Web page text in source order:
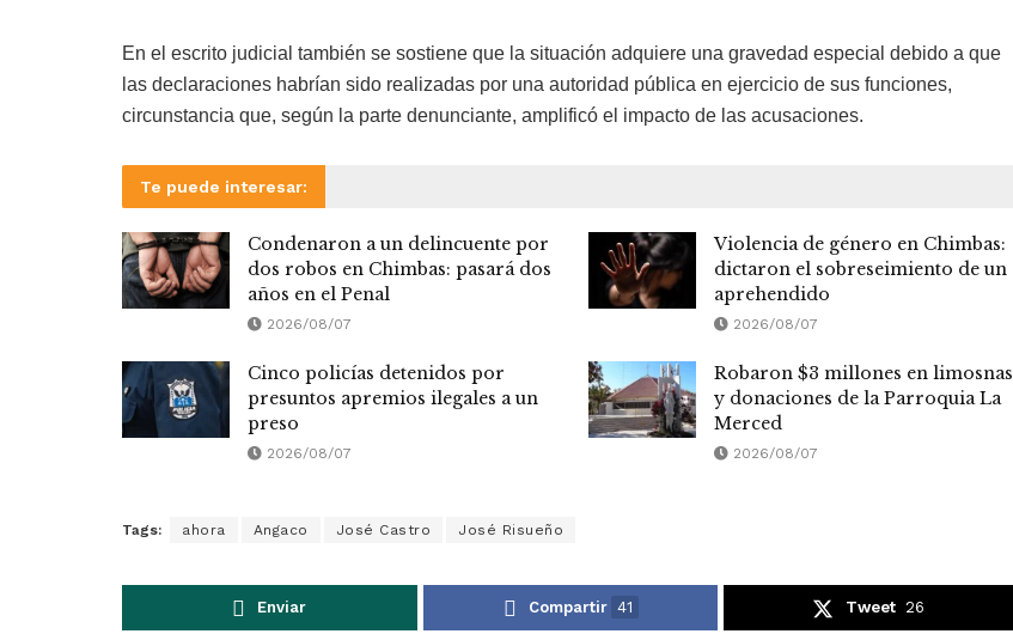
En el escrito judicial también se sostiene que la situación adquiere una gravedad especial debido a que
las declaraciones habrían sido realizadas por una autoridad pública en ejercicio de sus funciones,
circunstancia que, según la parte denunciante, amplificó el impacto de las acusaciones.
Te puede interesar:
Condenaron a un delincuente por
dos robos en Chimbas: pasará dos
años en el Penal
2026/08/07
Violencia de género en Chimbas:
dictaron el sobreseimiento de un
aprehendido
2026/08/07
Cinco policías detenidos por
presuntos apremios ilegales a un
preso
2026/08/07
Robaron $3 millones en limosnas
y donaciones de la Parroquia La
Merced
2026/08/07
Tags: ahora Angaco José Castro José Risueño
Enviar Compartir 41 Tweet 26